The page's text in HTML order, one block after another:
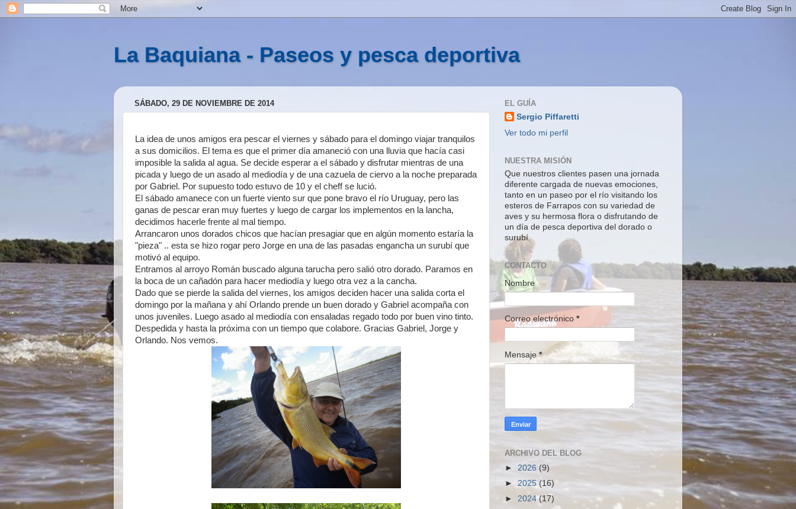
La Baquiana - Paseos y pesca deportiva
SÁBADO, 29 DE NOVIEMBRE DE 2014
La idea de unos amigos era pescar el viernes y sábado para el domingo viajar tranquilos
a sus domicilios. El tema es que el primer día amaneció con una lluvia que hacía casi
imposible la salida al agua. Se decide esperar a el sábado y disfrutar mientras de una
picada y luego de un asado al mediodía y de una cazuela de ciervo a la noche preparada
por Gabriel. Por supuesto todo estuvo de 10 y el cheff se lució.
El sábado amanece con un fuerte viento sur que pone bravo el río Uruguay, pero las
ganas de pescar eran muy fuertes y luego de cargar los implementos en la lancha,
decidimos hacerle frente al mal tiempo.
Arrancaron unos dorados chicos que hacían presagiar que en algún momento estaría la
"pieza" .. esta se hizo rogar pero Jorge en una de las pasadas engancha un surubí que
motivó al equipo.
Entramos al arroyo Román buscado alguna tarucha pero salió otro dorado. Paramos en
la boca de un cañadón para hacer mediodía y luego otra vez a la cancha.
Dado que se pierde la salida del viernes, los amigos deciden hacer una salida corta el
domingo por la mañana y ahí Orlando prende un buen dorado y Gabriel acompaña con
unos juveniles. Luego asado al mediodía con ensaladas regado todo por buen vino tinto.
Despedida y hasta la próxima con un tiempo que colabore. Gracias Gabriel, Jorge y
Orlando. Nos vemos.
EL GUÍA
Sergio Piffaretti
Ver todo mi perfil
NUESTRA MISIÓN
Que nuestros clientes pasen una jornada
diferente cargada de nuevas emociones,
tanto en un paseo por el río visitando los
esteros de Farrapos con su variedad de
aves y su hermosa flora o disfrutando de
un día de pesca deportiva del dorado o
surubí.
CONTACTO
Nombre
Correo electrónico *
Mensaje *
ARCHIVO DEL BLOG
► 2026 (9)
► 2025 (16)
► 2024 (17)